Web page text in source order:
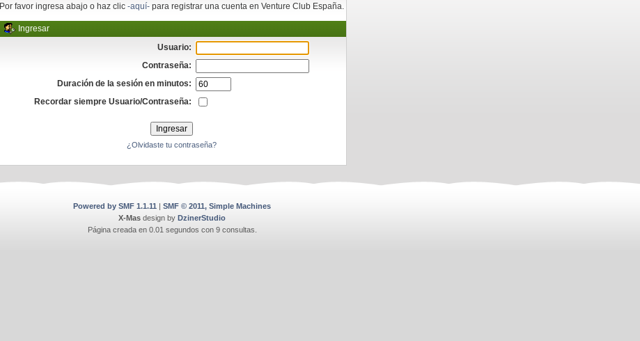
Por favor ingresa abajo o haz clic-aquí- para registrar una cuenta en Venture Club España.
Ingresar
Usuario:
Contraseña:
Duración de la sesión en minutos:
Recordar siempre Usuario/Contraseña:
¿Olvidaste tu contraseña?
Powered by SMF 1.1.11 | SMF © 2011, Simple Machines
X-Mas design by DzinerStudio
Página creada en 0.01 segundos con 9 consultas.